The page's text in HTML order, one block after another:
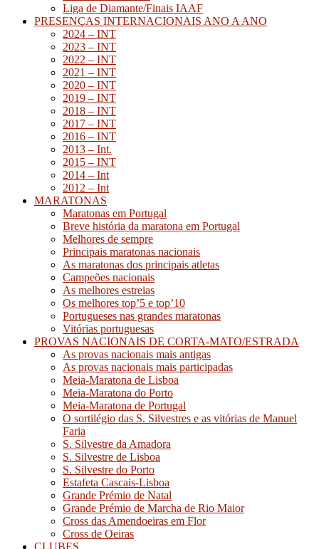
Liga de Diamante/Finais IAAF
PRESENÇAS INTERNACIONAIS ANO A ANO
2024 – INT
2023 – INT
2022 – INT
2021 – INT
2020 – INT
2019 – INT
2018 – INT
2017 – INT
2016 – INT
2013 – Int.
2015 – INT
2014 – Int
2012 – Int
MARATONAS
Maratonas em Portugal
Breve história da maratona em Portugal
Melhores de sempre
Principais maratonas nacionais
As maratonas dos principais atletas
Campeões nacionais
As melhores estreias
Os melhores top’5 e top’10
Portugueses nas grandes maratonas
Vitórias portuguesas
PROVAS NACIONAIS DE CORTA-MATO/ESTRADA
As provas nacionais mais antigas
As provas nacionais mais participadas
Meia-Maratona de Lisboa
Meia-Maratona do Porto
Meia-Maratona de Portugal
O sortilégio das S. Silvestres e as vitórias de Manuel
Faria
S. Silvestre da Amadora
S. Silvestre de Lisboa
S. Silvestre do Porto
Estafeta Cascais-Lisboa
Grande Prémio de Natal
Grande Prémio de Marcha de Rio Maior
Cross das Amendoeiras em Flor
Cross de Oeiras
CLUBES